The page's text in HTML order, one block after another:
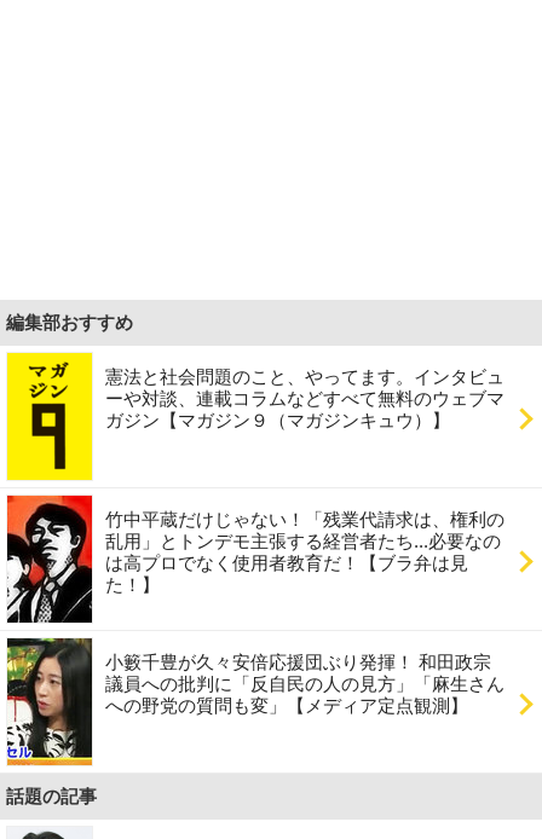
編集部おすすめ
憲法と社会問題のこと、やってます。インタビュ
ーや対談、連載コラムなどすべて無料のウェブマ
ガジン【マガジン９（マガジンキュウ）】
竹中平蔵だけじゃない！「残業代請求は、権利の
乱用」とトンデモ主張する経営者たち...必要なの
は高プロでなく使用者教育だ！【ブラ弁は見
た！】
小籔千豊が久々安倍応援団ぶり発揮！ 和田政宗
議員への批判に「反自民の人の見方」「麻生さん
への野党の質問も変」【メディア定点観測】
話題の記事